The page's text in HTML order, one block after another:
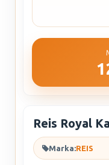
Reis Royal
Marka:REIS